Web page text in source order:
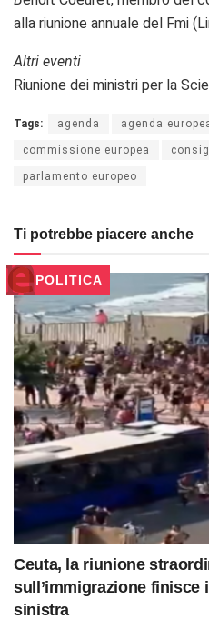
alla riunione annuale del Fmi
Altri eventi
Riunione dei ministri per la
Tags: agenda agenda
commissione europea
parlamento europeo
Ti potrebbe piacere anche
POLITICA
Ceuta, la riunione
sull’immigrazione finisce
sinistra